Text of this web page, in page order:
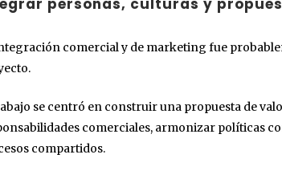
personas, culturas y
comercial y de marketing fue
se centró en construir una propuesta de
comerciales, armonizar políticas
compartidos.